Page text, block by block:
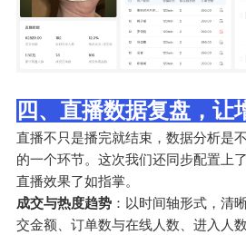
四、直播数据复盘，让
直播不只是播完就结束，数据分析是
的一个环节。这次我们还同步配置上
直播效果了如指掌。
成交与热度趋势：以时间轴形式，清
交金额、订单数与在线人数、进入人